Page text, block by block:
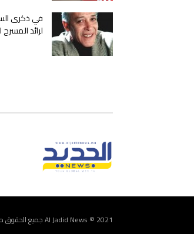
في ذكرى
لرائد
Al Jadid News © 2021 جميع الحقوق محفوظة